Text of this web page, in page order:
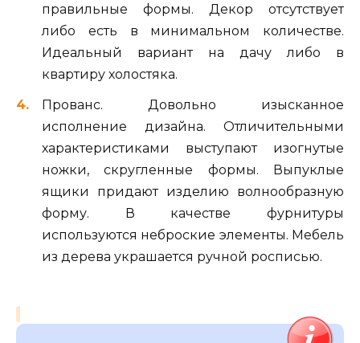
правильные формы. Декор отсутствует
либо есть в минимальном количестве.
Идеальный вариант на дачу либо в
квартиру холостяка.
Прованс. Довольно изысканное
исполнение дизайна. Отличительными
характеристиками выступают изогнутые
ножки, скругленные формы. Выпуклые
ящики придают изделию волнообразную
форму. В качестве фурнитуры
используются неброские элементы. Мебель
из дерева украшается ручной росписью.